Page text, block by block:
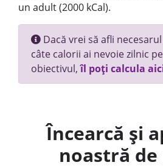
un adult (2000 kCal).
Dacă vrei să afli
câte calorii ai nevoie zilnic
obiectivul,îl poți calcula
Încearcă și
noastră